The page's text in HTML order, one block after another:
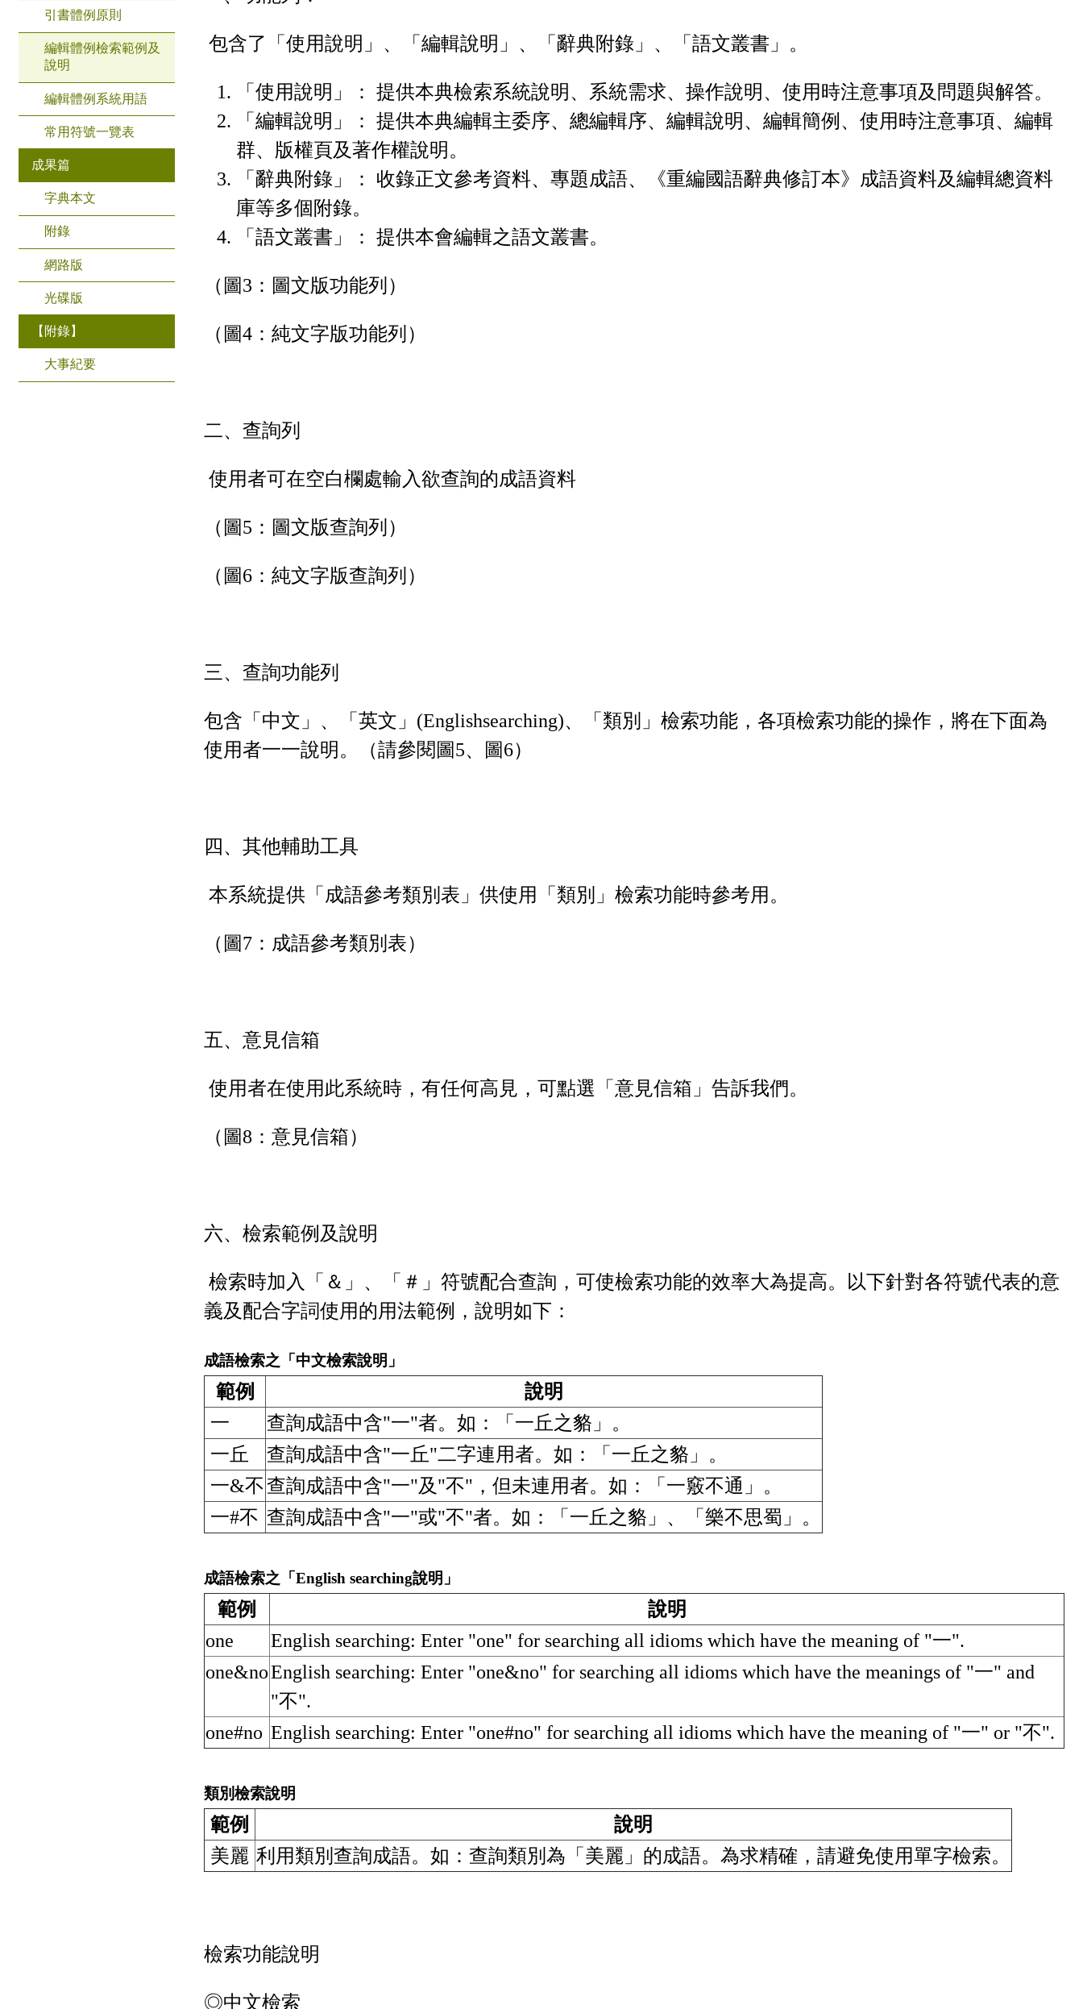
引書體例原則
編輯體例檢索範例及
說明
編輯體例系統用語
常用符號一覽表
成果篇
字典本文
附錄
網路版
光碟版
【附錄】
大事紀要
包含了「使用說明」、「編輯說明」、「辭典附錄」、「語文叢書」。
「使用說明」： 提供本典檢索系統說明、系統需求、操作說明、使用時注意事項及問題與解答。
「編輯說明」： 提供本典編輯主委序、總編輯序、編輯說明、編輯簡例、使用時注意事項、編輯
群、版權頁及著作權說明。
「辭典附錄」： 收錄正文參考資料、專題成語、《重編國語辭典修訂本》成語資料及編輯總資料
庫等多個附錄。
「語文叢書」： 提供本會編輯之語文叢書。
（圖3：圖文版功能列）
（圖4：純文字版功能列）
二、查詢列
使用者可在空白欄處輸入欲查詢的成語資料
（圖5：圖文版查詢列）
（圖6：純文字版查詢列）
三、查詢功能列
包含「中文」、「英文」(Englishsearching)、「類別」檢索功能，各項檢索功能的操作，將在下面為
使用者一一說明。（請參閱圖5、圖6）
四、其他輔助工具
本系統提供「成語參考類別表」供使用「類別」檢索功能時參考用。
（圖7：成語參考類別表）
五、意見信箱
使用者在使用此系統時，有任何高見，可點選「意見信箱」告訴我們。
（圖8：意見信箱）
六、檢索範例及說明
檢索時加入「＆」、「＃」符號配合查詢，可使檢索功能的效率大為提高。以下針對各符號代表的意
義及配合字詞使用的用法範例，說明如下：
成語檢索之「中文檢索說明」
範例
說明
一
查詢成語中含"一"者。如：「一丘之貉」。
一丘
查詢成語中含"一丘"二字連用者。如：「一丘之貉」。
一&不查詢成語中含"一"及"不"，但未連用者。如：「一竅不通」。
一#不 查詢成語中含"一"或"不"者。如：「一丘之貉」、「樂不思蜀」。
成語檢索之「English searching說明」
範例
說明
one
English searching: Enter "one" for searching all idioms which have the meaning of "一".
one&noEnglish searching: Enter "one&no" for searching all idioms which have the meanings of "一" and
"不".
one#no English searching: Enter "one#no" for searching all idioms which have the meaning of "一" or "不".
類別檢索說明
範例
說明
美麗 利用類別查詢成語。如：查詢類別為「美麗」的成語。為求精確，請避免使用單字檢索。
檢索功能說明
◎中文檢索